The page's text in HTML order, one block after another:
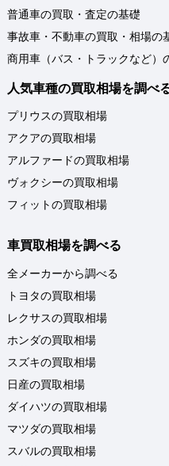
普通車の買取・査定の基礎
事故車・不動車の買取・相場の
商用車（バス・トラックなど）
人気車種の買取相場を調べ
プリウスの買取相場
アクアの買取相場
アルファードの買取相場
ヴォクシーの買取相場
フィットの買取相場
車買取相場を調べる
全メーカーから調べる
トヨタの買取相場
レクサスの買取相場
ホンダの買取相場
スズキの買取相場
日産の買取相場
ダイハツの買取相場
マツダの買取相場
スバルの買取相場